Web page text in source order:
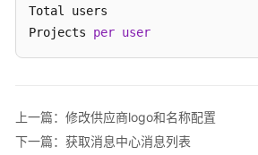
参
考
令
速
查
Projects per user
上一篇：修改供应商logo和名称配置
下一篇：获取消息中心消息列表